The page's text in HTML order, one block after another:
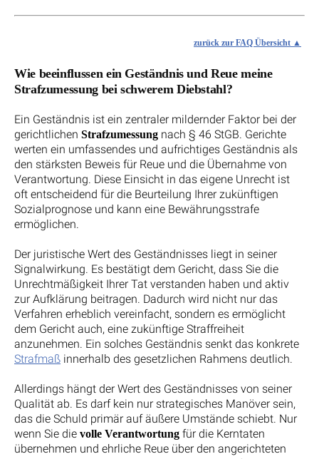
zurück zur FAQ Übersicht
Wie beeinflussen ein Geständnis und Reue meine
Strafzumessung bei schwerem Diebstahl?
Ein Geständnis ist ein zentraler mildernder Faktor bei der
gerichtlichen Strafzumessung nach § 46 StGB. Gerichte
werten ein umfassendes und aufrichtiges Geständnis als
den stärksten Beweis für Reue und die Übernahme von
Verantwortung. Diese Einsicht in das eigene Unrecht ist
oft entscheidend für die Beurteilung Ihrer zukünftigen
Sozialprognose und kann eine Bewährungsstrafe
ermöglichen.
Der juristische Wert des Geständnisses liegt in seiner
Signalwirkung. Es bestätigt dem Gericht, dass Sie die
Unrechtmäßigkeit Ihrer Tat verstanden haben und aktiv
zur Aufklärung beitragen. Dadurch wird nicht nur das
Verfahren erheblich vereinfacht, sondern es ermöglicht
dem Gericht auch, eine zukünftige Straffreiheit
anzunehmen. Ein solches Geständnis senkt das konkrete
Strafmaß innerhalb des gesetzlichen Rahmens deutlich.
Allerdings hängt der Wert des Geständnisses von seiner
Qualität ab. Es darf kein nur strategisches Manöver sein,
das die Schuld primär auf äußere Umstände schiebt. Nur
wenn Sie die volle Verantwortung für die Kerntaten
übernehmen und ehrliche Reue über den angerichteten